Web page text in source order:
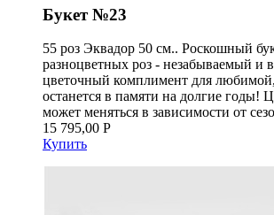
Букет №23
55 роз Эквадор 50 см.. Роскошный
разноцветных роз - незабываемый и
цветочный комплимент для
останется в памяти на долгие годы!
может меняться в зависимости от
15 795,00 Р
Купить